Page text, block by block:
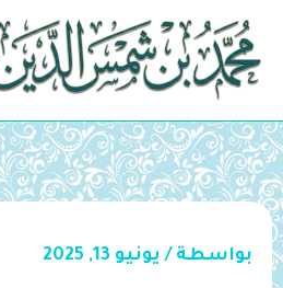
تخطي
المحتوى
بواسطة / يونيو 13, 2025